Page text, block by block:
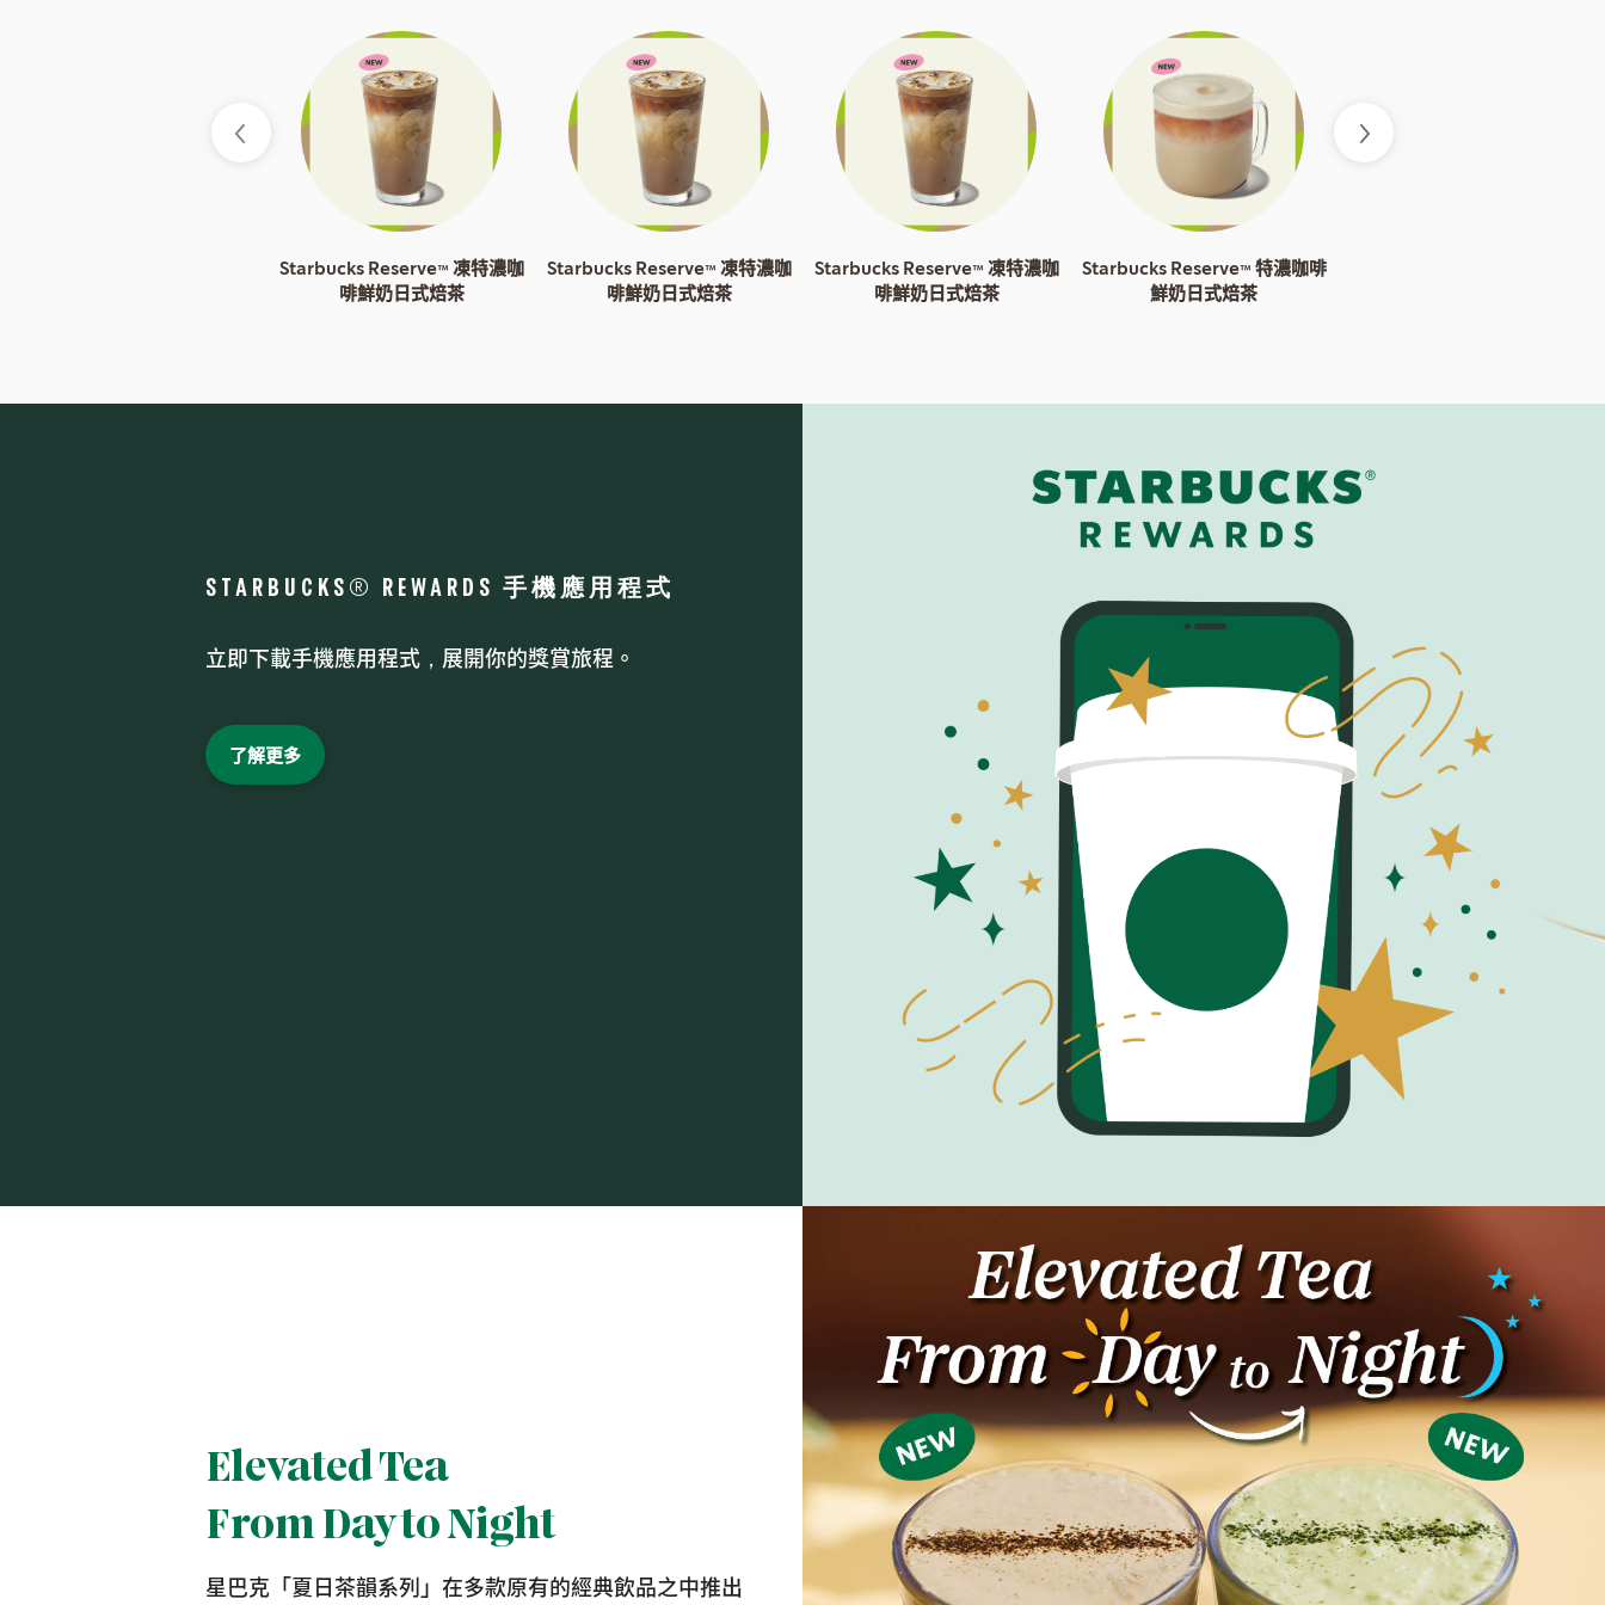
Starbucks Reserve™ 凍特濃咖
啡鮮奶日式焙茶
Starbucks Reserve™ 凍特濃咖
啡鮮奶日式焙茶
Starbucks Reserve™ 凍特濃咖
啡鮮奶日式焙茶
Starbucks Reserve™ 特濃咖啡
鮮奶日式焙茶
STARBUCKS® REWARDS 手機應用程式
立即下載手機應用程式，展開你的獎賞旅程。
了解更多
Elevated Tea
From Day to Night
星巴克「夏日茶韻系列」在多款原有的經典飲品之中推出